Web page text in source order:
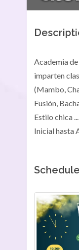
Academia
imparten
(Mambo,
Fusión,
Estilo chica
Inicial hasta
Schedule